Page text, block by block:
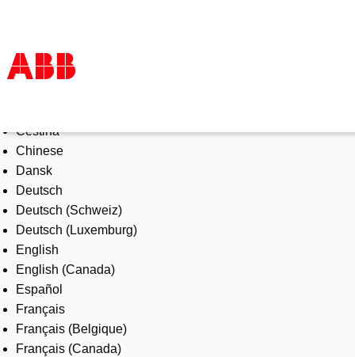
Products & Solutions
Industries
Services
About us
Where to buy
Contact us
Careers
Čeština
Chinese
Dansk
Deutsch
Deutsch (Schweiz)
Deutsch (Luxemburg)
English
English (Canada)
Español
Français
Français (Belgique)
Français (Canada)